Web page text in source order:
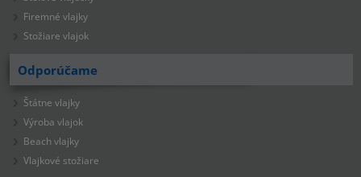
Firemné vlajky
Stožiare vlajok
Odporúčame
Štátne vlajky
Výroba vlajok
Beach vlajky
Vlajkové stožiare